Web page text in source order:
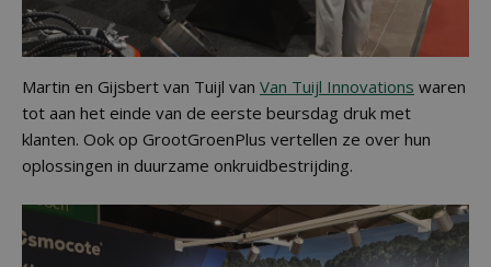
Martin en Gijsbert van Tuijl van Van Tuijl Innovations waren
tot aan het einde van de eerste beursdag druk met
klanten. Ook op GrootGroenPlus vertellen ze over hun
oplossingen in duurzame onkruidbestrijding.